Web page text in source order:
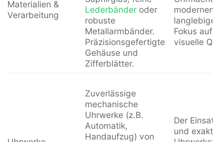
Materialien &
Verarbeitung
Lederbänderoder
robuste
Metallarmbänder.
Präzisionsgefertigte
Gehäuse und
Zifferblätter.
modernem
Fokus auf
visuelle
Zuverlässige
mechanische
Uhrwerke (z.B.
Automatik,
Handaufzug) von
Der
und